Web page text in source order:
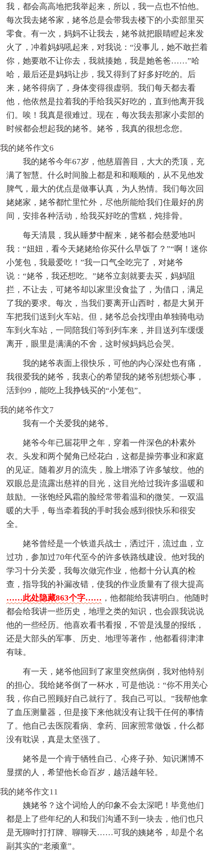
我，都会高高地把我举起来，所以，我一点也不怕他。
每次我去姥爷家，姥爷总是会带我去楼下的小卖部里买
零食。有一次，妈妈不让我去，姥爷就把眼睛瞪起来发
火了，冲着妈妈吼起来，对我说：“没事儿，她不敢拦着
你，她要敢不让你去，我就揍她，我是她爸爸……”哈
哈，最后还是妈妈让步，我又得到了好多好吃的。后
来，姥爷得病了，身体变得很虚弱。我们每天都去看
他，他依然是拉着我的手给我买好吃的，直到他离开我
们。唉！我真是很难过。现在，每次我去那家小卖部的
时候都会想起我的姥爷。姥爷，我真的很想念您。
我的姥爷作文6
我的姥爷今年67岁，他慈眉善目，大大的秃顶，充
满了智慧。什么时间脸上都是和和顺顺的，从不见他发
脾气，最大的优点是做事认真，为人热情。我们每次回
姥姥家，姥爷都忙里忙外，尽他所能给我们住最好的房
间，安排各种活动，给我买好吃的雪糕，炖排骨。
每天清晨，我从睡梦中醒来，姥爷都会慈爱地叫
我：“妞妞，看今天姥姥给你买什么早饭了？”“啊！迷你
小笼包，我最爱吃！”我一口气全吃完了，对姥爷
说：“姥爷，我还想吃。”姥爷立刻就要去买，妈妈阻
拦，不让去，可姥爷却以家里没食盐了，为借口，满足
了我的要求。每次，当我们要离开山西时，都是大舅开
车把我们送到火车站。但，姥爷总会找理由单独骑电动
车到火车站，一同陪我们等到列车来，并目送列车缓缓
离开，眼里是满满的不舍，这时候妈妈总会哭。
我的姥爷表面上很快乐，可他的内心深处也有痛，
我很爱我的姥爷，我衷心的希望我的姥爷别想烦心事，
活到99，能吃上我挣钱买的“小笼包”。
我的姥爷作文7
我有一个关爱我的姥爷。
姥爷今年已届花甲之年，穿着一件深色的朴素外
衣。头发和两个鬓角已经花白，这都是操劳事业和家庭
的见证。随着岁月的流失，脸上增添了许多皱纹。他的
双眼总是流露出慈祥的目光，这目光给过我许多温暖和
鼓励。一张饱经风霜的脸经常带着温和的微笑。一双温
暖的大手，每当牵着我的手时我会感到很快乐和很安
全。
姥爷曾经是一个铁道兵战士，洒过汗，流过血，立
过功，参加过70年代至今的许多铁路线建设。他对我的
学习十分关爱，我每次做完作业，他都十分认真的检
查，指导我的补漏改错，使我的作业质量有了很大提高
……此处隐藏863个字…… ，他都能给我讲明白。他随时
都会给我讲一些历史，地理之类的知识，也会跟我说说
他的一些经历。他喜欢看书看报，不管是浅显的报纸，
还是大部头的军事、历史、地理等著作，他都看得津津
有味。
有一天，姥爷他回到了家里突然病倒，我对他特别
的担心。我给姥爷倒了一杯水，可是他说：“你不用关心
我，你自己照顾好自己就行了。我自己可以。”我帮他拿
了血压测量器，但是接下来他就没有让我干任何的事情
了。他自己去医院看病、拿药、回家照常做饭，什么都
没有耽误，真是太坚强了。
姥爷是一个肯于牺牲自己、心疼子孙、知识渊博不
显摆的人，希望他长命百岁，越活越年轻。
我的姥爷作文11
姨姥爷？这个词给人的印象不会太深吧！毕竟他们
都是上了些年纪的人和我们沟通不到一块去，他们也只
是无聊时打打牌、聊聊天……可我的姨姥爷，却是个名
副其实的“老顽童”。